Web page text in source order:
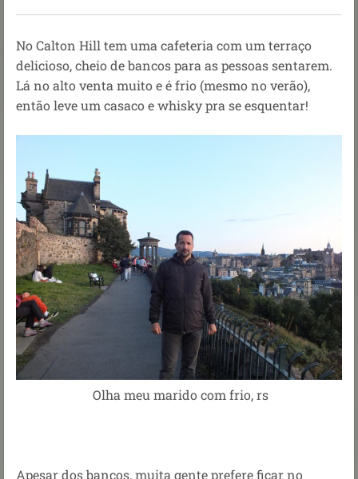
No Calton Hill tem uma cafeteria com um terraço
delicioso, cheio de bancos para as pessoas sentarem.
Lá no alto venta muito e é frio (mesmo no verão),
então leve um casaco e whisky pra se esquentar!
Olha meu marido com frio, rs
Apesar dos bancos, muita gente prefere ficar no